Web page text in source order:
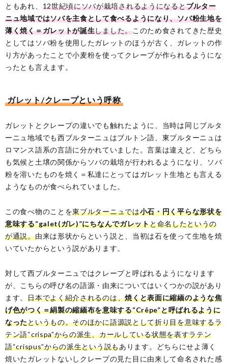
ともあれ、 12世紀頃にソバが栽培されるようになるとブルター
ニュ地域ではソバを主食として食べるようになり、ソバ粉生地を
薄く焼く＝ガレットが誕生しました。このため食されてきた歴史
としてはソバ粉を使用したガレットのほうが古く、ガレットの作
り方があったことで小麦粉を使ってクレープが作られるようにな
ったとも言えます。
ガレット/クレープという呼称
ガレットとクレープの違いでも触れたように、当時は同じブルタ
ーニュ地域でも西ブルターニュはブルトン語、東ブルターニュは
ロマンス語系の言語に分かれていました。言葉は違えど、どちら
も気候と土壌の関係からソバの栽培が行われるようになり、ソバ
粉を溶いたものを焼く＝私達にとってはガレット生地とも言える
ようなものが食べられていました。
この食べ物のことを東ブルターニュでは小石・円く平らな形状を
意味する“galet(ガレ)”にちなんでガレットと命名したというの
が通説。由来は形状からという説と、当初は石を使って生地を焼
いていたからという説があります。
対して西ブルターニュではクレープと呼ばれるようになります
が、こちらの呼び名の語源・由来についてはいくつかの説があり
ます。日本でよく紹介されるのは、焼くと表面に縮緬のような焦
げ色がつく＝絹製の縮緬布を意味する“Crêpe”と呼ばれるように
なったというもの。そのほかに語源説として折り目を意味するラ
テン語“crispa”からの派生、カールしている状態を表すラテン
語“crispus”からの派生という説もあります。どちらにせよ薄く
焼いたガレットないしクレープの見た目に由来して命名された感